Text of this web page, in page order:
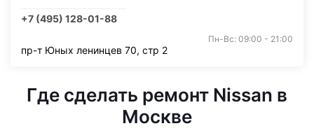
+7 (495) 128-01-88
Пн-Вс: 09:00 - 21:00
пр-т Юных ленинцев 70, стр 2
Где сделать ремонт Nissan в
Москве